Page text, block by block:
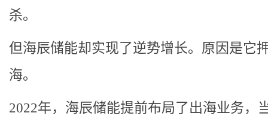
杀。
但海辰储能却实现了逆势增长。原因是它
海。
2022年，海辰储能提前布局了出海业务，